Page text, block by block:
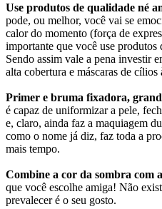
Use produtos de qualidade né
pode, ou melhor, você vai se
calor do momento (força de
importante que você use
Sendo assim vale a pena investir
alta cobertura e máscaras de cílios
Primer e bruma fixadora,
é capaz de uniformizar a pele,
e, claro, ainda faz a maquiagem
como o nome já diz, faz toda a
mais tempo.
Combine a cor da sombra com
que você escolhe amiga! Não
prevalecer é o seu gosto.